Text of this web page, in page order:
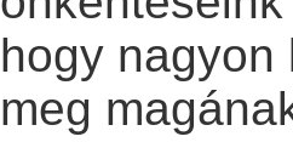
hogy nagyon
meg